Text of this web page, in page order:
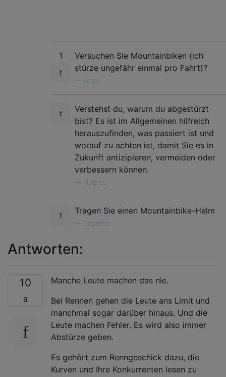
1
Versuchen Sie Mountainbiken (ich
stürze ungefähr einmal pro Fahrt)?
Vorac
Verstehst du, warum du abgestürzt
bist? Es ist im Allgemeinen hilfreich
herauszufinden, was passiert ist und
worauf zu achten ist, damit Sie es in
Zukunft antizipieren, vermeiden oder
verbessern können.
Nutzlos
Tragen Sie einen Mountainbike-Helm
Dissenter
Antworten:
10
Manche Leute machen das nie.
Bei Rennen gehen die Leute ans Limit und
manchmal sogar darüber hinaus. Und die
Leute machen Fehler. Es wird also immer
Abstürze geben.
Es gehört zum Renngeschick dazu, die
Kurven und Ihre Konkurrenten lesen zu